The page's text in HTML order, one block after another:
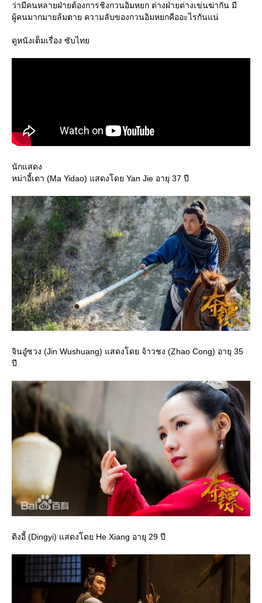
ว่ามีคนหลายฝ่ายต้องการชิงกวนอิมหยก ต่างฝ่ายต่างเข่นฆ่ากัน มี
ผู้คนมากมายล้มตาย ความลับของกวนอิมหยกคืออะไรกันแน่
ดูหนังเต็มเรื่อง ซับไท
นักแสดง
หม่าอี้เตา (Ma Yidao) แสดงโดย Yan Jie อายุ 37 ปี
จินอู๋ซวง (Jin Wushuang) แสดงโดย จ้าวชง (Zhao Cong) อายุ 35
ปี
ติงอี้ (Dingyi) แสดงโดย He Xiang อายุ 29 ปี